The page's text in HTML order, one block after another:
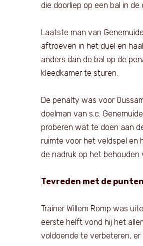
die doorliep op een bal in de
Laatste man van
aftroeven in het duel en
anders dan de bal op de
kleedkamer te sturen.
De penalty was voor
doelman van s.c.
proberen wat te doen aan
ruimte voor het veldspel en
de nadruk op het
Tevreden met de
Trainer Willem Romp was
eerste helft vond hij het
voldoende te verbeteren, er